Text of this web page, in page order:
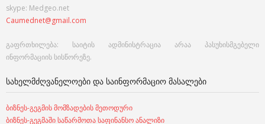
skype: Medgeo.net
Caumednet@gmail.com
გაფრთხილება: საიტის ადმინისტრაცია არაა პასუხისმგებელი
ინფორმაციის სისწორეზე.
ᲡᲐᲮᲔᲚᲛᲫᲦᲕᲐᲜᲔᲚᲝᲔᲑᲘ ᲓᲐ ᲡᲐᲘᲜᲤᲝᲠᲛᲐᲪᲘᲝ ᲛᲐᲡᲐᲚᲔᲑᲘ
ბიზნეს-გეგმის მომზადების მეთოდური
ბიზნეს-გეგმაში საწარმოთა საფინანსო ანალიზი